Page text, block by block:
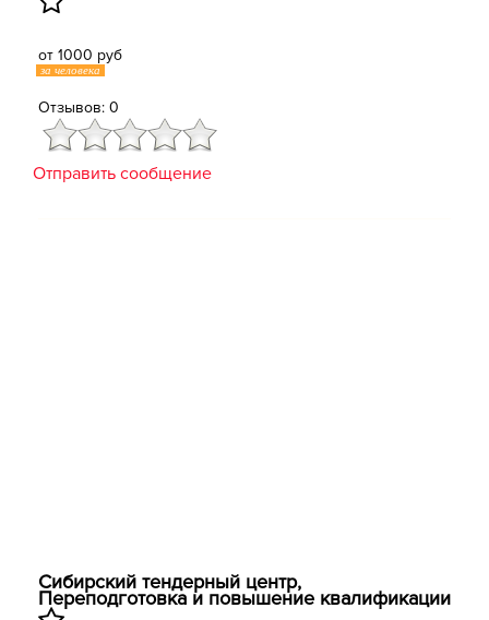
от 1000 руб
за человека
Отзывов: 0
Отправить сообщение
Сибирский тендерный центр,
Переподготовка и повышение квалификации